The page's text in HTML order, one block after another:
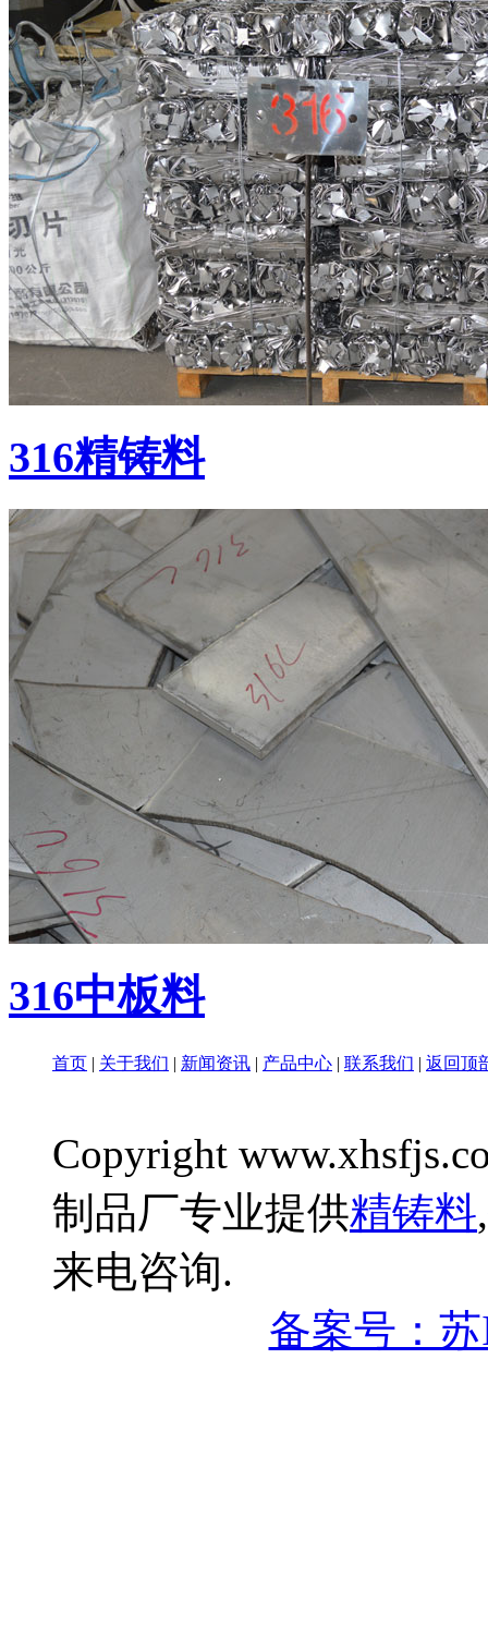
316精铸料
316中板料
首页 | 关于我们 | 新闻资讯 | 产品中心 | 联系我们 | 返回顶
Copyright
制品厂专业提供精铸料,
来电咨询.
备案号：苏